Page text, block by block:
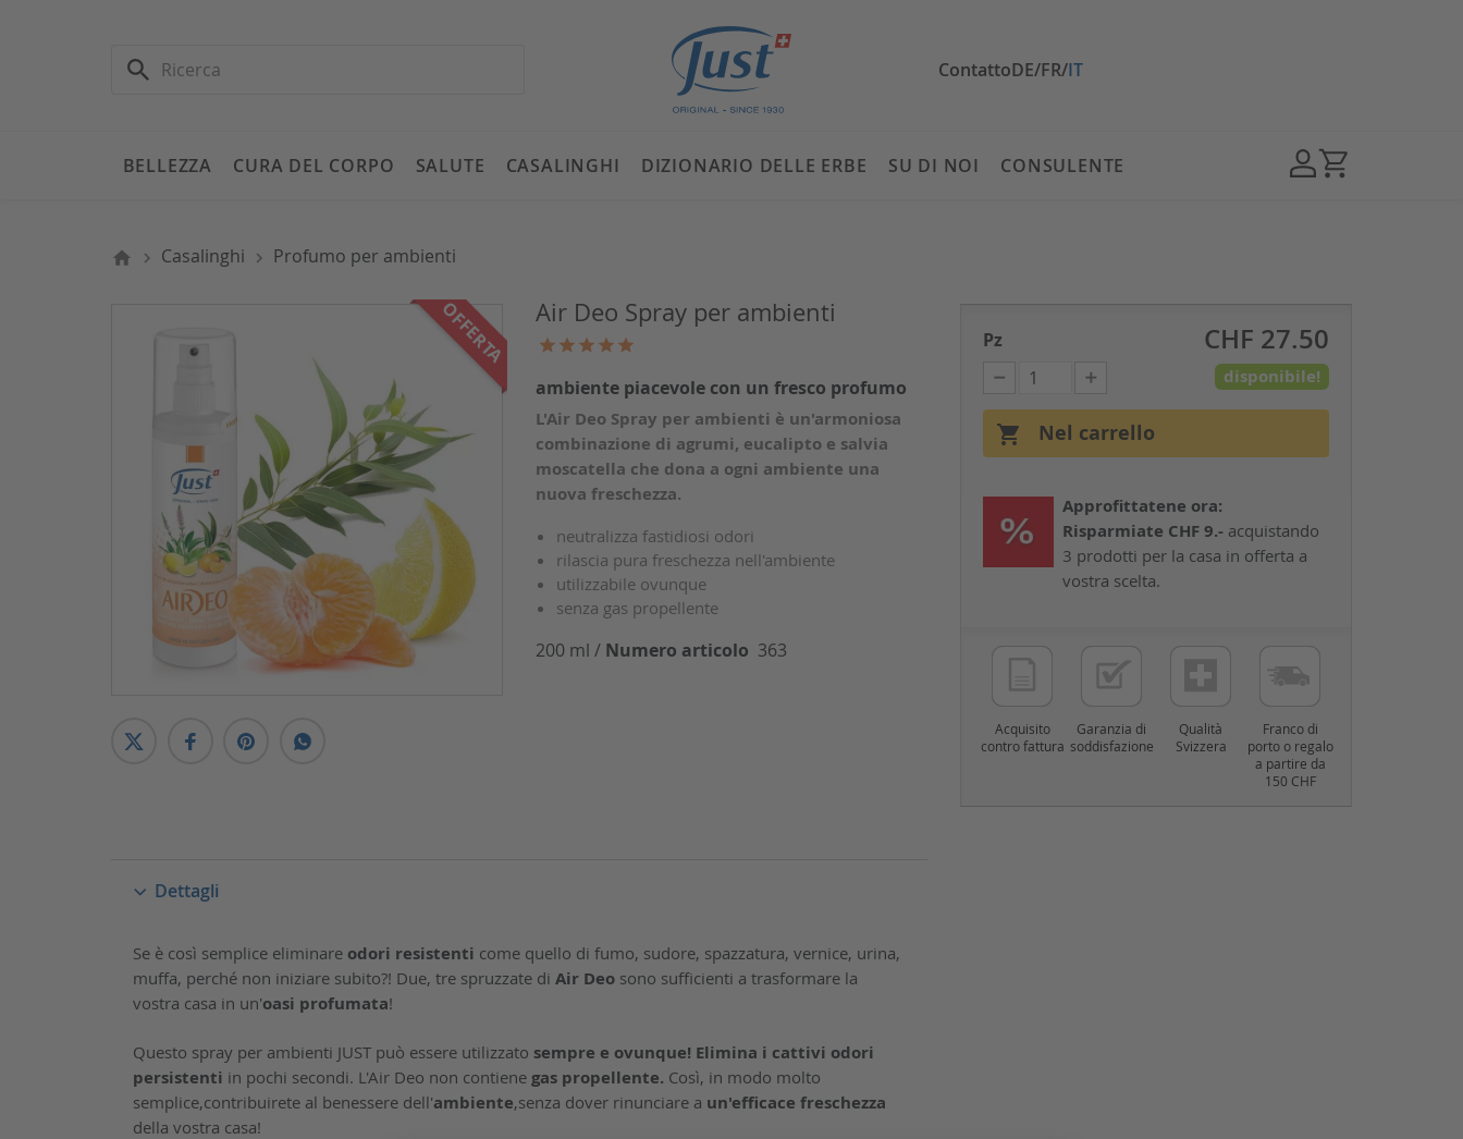
ContattoDE/FR/IT
BELLEZZA CURA DEL CORPO SALUTE CASALINGHI DIZIONARIO DELLE ERBE SU DI NOI CONSULENTE
Casalinghi Profumo per ambienti
OFFERTA Air Deo Spray per ambienti
ambiente piacevole con un fresco profumo
L'Air Deo Spray per ambienti è un'armoniosa
combinazione di agrumi, eucalipto e salvia
moscatella che dona a ogni ambiente una
nuova freschezza.
neutralizza fastidiosi odori
rilascia pura freschezza nell'ambiente
utilizzabile ovunque
senza gas propellente
200 ml / Numero articolo 363
CHF 27.50
disponibile!
Pz
 Nel carrello
Approfittatene ora:
Risparmiate CHF 9.- acquistando
3 prodotti per la casa in offerta a
vostra scelta.
Acquisito
contro fattura
Garanzia di
soddisfazione
Qualità
Svizzera
Franco di
porto o regalo
a partire da
150 CHF
Dettagli
Se è così semplice eliminare odori resistenti come quello di fumo, sudore, spazzatura, vernice, urina,
muffa, perché non iniziare subito?! Due, tre spruzzate di Air Deo sono sufficienti a trasformare la
vostra casa in un'oasi profumata!
Questo spray per ambienti JUST può essere utilizzato sempre e ovunque! Elimina i cattivi odori
persistenti in pochi secondi. L'Air Deo non contiene gas propellente. Così, in modo molto
semplice,contribuirete al benessere dell'ambiente,senza dover rinunciare a un'efficace freschezza
della vostra casa!